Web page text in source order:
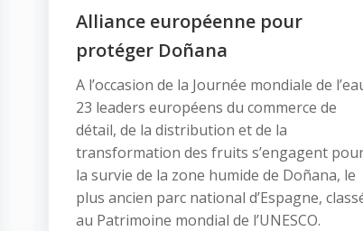
Alliance européenne pour
protéger Doñana
A l’occasion de la Journée mondiale de
23 leaders européens du commerce de
détail, de la distribution et de la
transformation des fruits s’engagent
la survie de la zone humide de Doñana, le
plus ancien parc national d’Espagne,
au Patrimoine mondial de l’UNESCO.